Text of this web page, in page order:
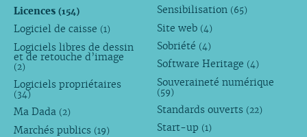
Licences (154)
Logiciel de caisse (1)
Logiciels libres de dessin
et de retouche d’image
(2)
Logiciels propriétaires
(34)
Ma Dada (2)
Marchés publics (19)
Sensibilisation (65)
Site web (4)
Sobriété (4)
Software Heritage (4)
Souveraineté numérique
(59)
Standards ouverts (22)
Start-up (1)